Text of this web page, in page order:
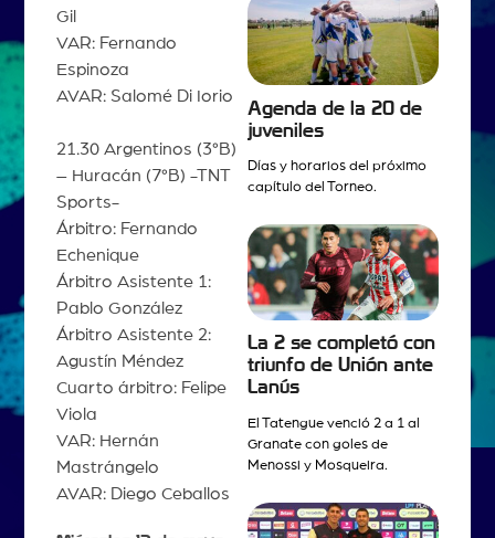
Gil
VAR: Fernando
Espinoza
AVAR: Salomé Di Iorio
21.30 Argentinos (3°B)
– Huracán (7°B) -TNT
Sports-
Árbitro: Fernando
Echenique
Árbitro Asistente 1:
Pablo González
Árbitro Asistente 2:
Agustín Méndez
Cuarto árbitro: Felipe
Viola
VAR: Hernán
Mastrángelo
AVAR: Diego Ceballos
Agenda de la 20 de
juveniles
Días y horarios del próximo
capítulo del Torneo.
La 2 se completó con
triunfo de Unión ante
Lanús
El Tatengue venció 2 a 1 al
Granate con goles de
Menossi y Mosqueira.